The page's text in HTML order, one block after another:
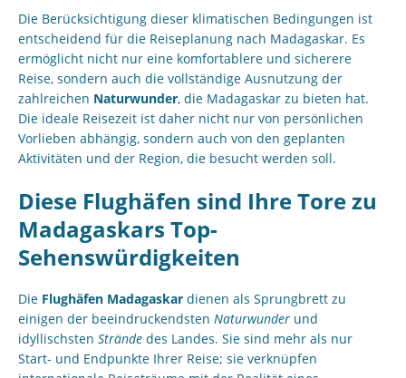
Die Berücksichtigung dieser klimatischen Bedingungen ist
entscheidend für die Reiseplanung nach Madagaskar. Es
ermöglicht nicht nur eine komfortablere und sicherere
Reise, sondern auch die vollständige Ausnutzung der
zahlreichen Naturwunder, die Madagaskar zu bieten hat.
Die ideale Reisezeit ist daher nicht nur von persönlichen
Vorlieben abhängig, sondern auch von den geplanten
Aktivitäten und der Region, die besucht werden soll.
Diese Flughäfen sind Ihre Tore zu
Madagaskars Top-
Sehenswürdigkeiten
Die Flughäfen Madagaskar dienen als Sprungbrett zu
einigen der beeindruckendsten Naturwunder und
idyllischsten Strände des Landes. Sie sind mehr als nur
Start- und Endpunkte Ihrer Reise; sie verknüpfen